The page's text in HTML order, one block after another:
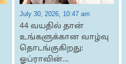
July 30, 2026, 10:47 am
44 வயதில் தான்
உங்களுக்கான வாழ்வு
தொடங்குகிறது:
ஓப்ராவின்